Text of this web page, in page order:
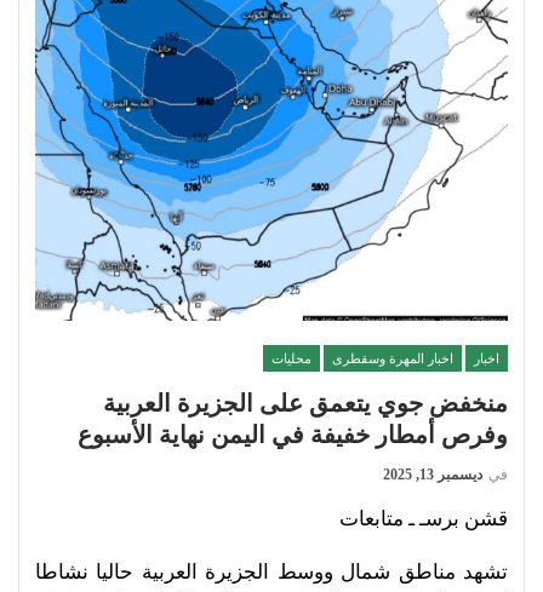
اخبار اخبار المهرة وسقطرى محليات
منخفض جوي يتعمق على الجزيرة العربية
وفرص أمطار خفيفة في اليمن نهاية الأسبوع
في ديسمبر 13, 2025
قشن برسـ ـ متابعات
تشهد مناطق شمال ووسط الجزيرة العربية حاليا نشاطا